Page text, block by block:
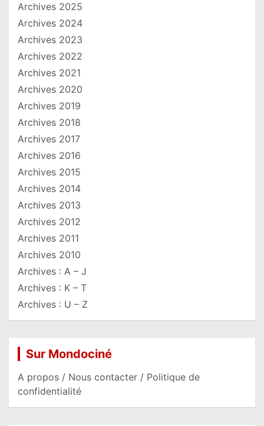
Archives 2025
Archives 2024
Archives 2023
Archives 2022
Archives 2021
Archives 2020
Archives 2019
Archives 2018
Archives 2017
Archives 2016
Archives 2015
Archives 2014
Archives 2013
Archives 2012
Archives 2011
Archives 2010
Archives : A – J
Archives : K – T
Archives : U – Z
Sur Mondociné
A propos / Nous contacter / Politique de
confidentialité